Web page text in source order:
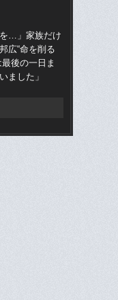
を…」家族だけ
広“命を削る
後の一日ま
ました」